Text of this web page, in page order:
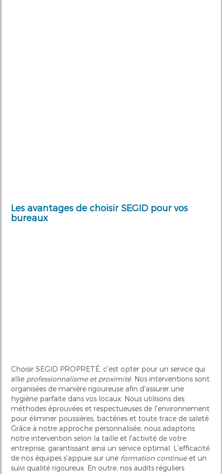
Les avantages de choisir SEGID pour vos
bureaux
Choisir SEGID PROPRETÉ, c'est opter pour un service qui
allie professionnalisme et proximité. Nos interventions sont
organisées de manière rigoureuse afin d'assurer une
hygiène parfaite dans vos locaux. Nous utilisons des
méthodes éprouvées et respectueuses de l'environnement
pour éliminer poussières, bactéries et toute trace de saleté.
Grâce à notre approche personnalisée, nous adaptons
notre intervention selon la taille et l'activité de votre
entreprise, garantissant ainsi un service optimal. L'efficacité
de nos équipes s'appuie sur une formation continueet un
suivi qualité rigoureux. En outre, nos audits réguliers